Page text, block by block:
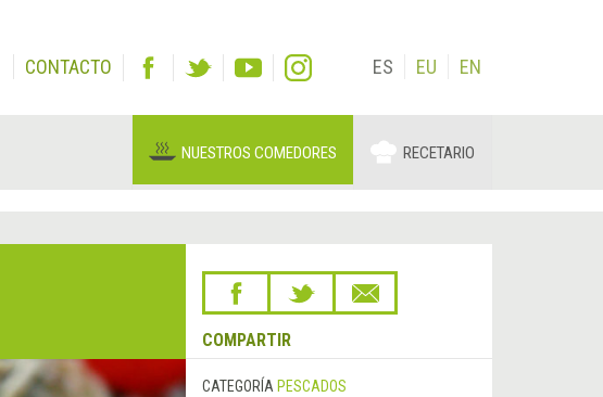
CONTACTO ES EU EN
NUESTROS COMEDORES RECETARIO
COMPARTIR
CATEGORÍA PESCADOS